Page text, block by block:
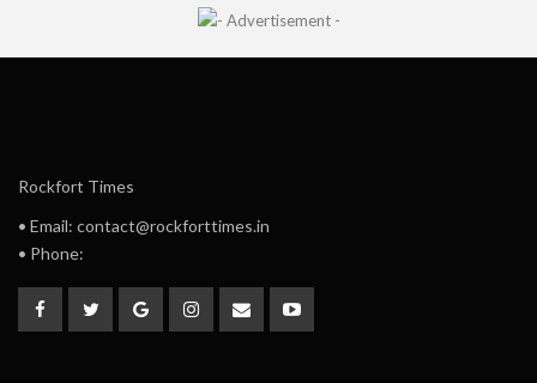
Rockfort Times
• Email: contact@rockforttimes.in
• Phone: